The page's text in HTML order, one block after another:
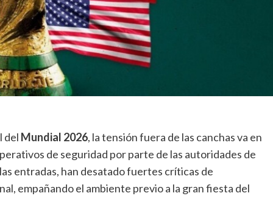
del Mundial 2026, la tensión fuera de las canchas va en
de seguridad por parte de las autoridades de
entradas, han desatado fuertes críticas de
empañando el ambiente previo a la gran fiesta del